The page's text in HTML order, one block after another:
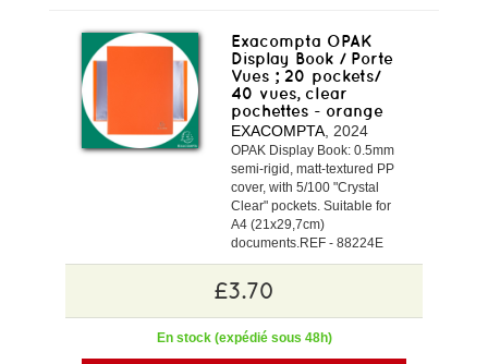
Exacompta OPAK
Display Book / Porte
Vues ; 20 pockets/
40 vues, clear
pochettes - orange
EXACOMPTA, 2024
OPAK Display Book: 0.5mm
semi-rigid, matt-textured PP
cover, with 5/100 "Crystal
Clear" pockets. Suitable for
A4 (21x29,7cm)
documents.REF - 88224E
£3.70
En stock (expédié sous 48h)